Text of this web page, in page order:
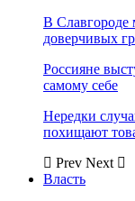
В
доверчивых
Россияне
самому себе
Нередки
похищают
Prev Next
Власть